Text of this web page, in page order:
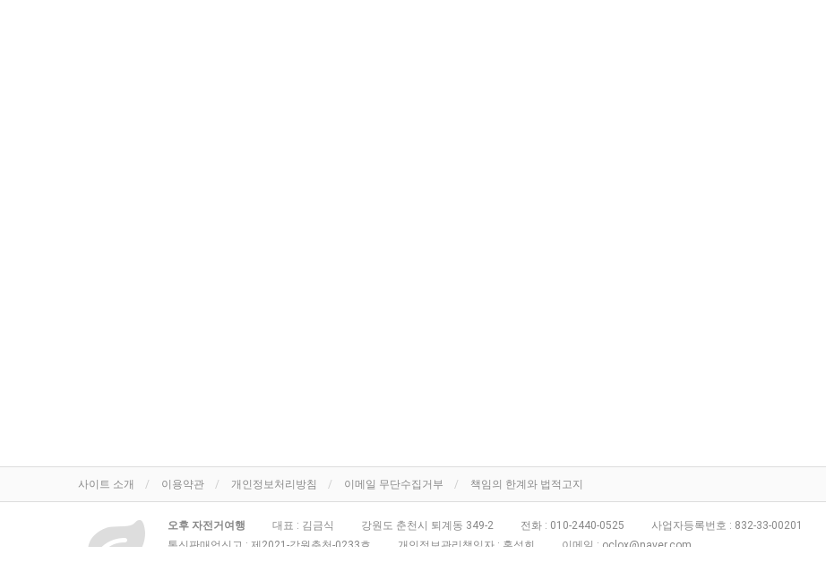
사이트 소개 이용약관 개인정보처리방침 이메일 무단수집거부 책임의 한계와 법적고지
오후 자전거여행 대표 : 김금식 강원도 춘천시 퇴계동 349-2 전화 : 010-2440-0525 사업자등록번호 : 832-33-00201
통신판매업신고 : 제2021-강원춘천-0233호 개인정보관리책임자 : 홍성희 이메일 : oclox@naver.com